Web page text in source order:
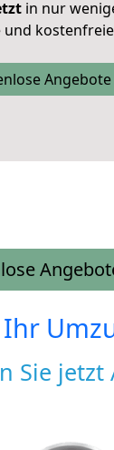
in nur
Ihr
Sie jetzt